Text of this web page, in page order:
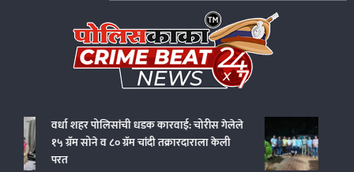
वर्धा शहर पोलिसांची धडक कारवाई: चोरीस गेलेले
१५ ग्रॅम सोने व ८० ग्रॅम चांदी तक्रारदाराला केली
परत